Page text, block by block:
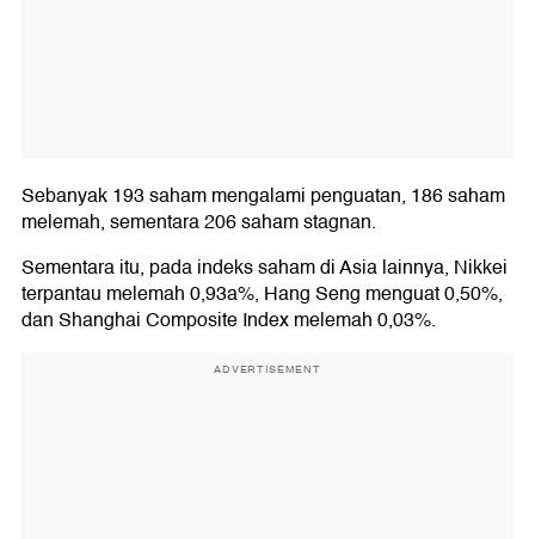
Sebanyak 193 saham mengalami penguatan, 186 saham
melemah, sementara 206 saham stagnan.
Sementara itu, pada indeks saham di Asia lainnya, Nikkei
terpantau melemah 0,93a%, Hang Seng menguat 0,50%,
dan Shanghai Composite Index melemah 0,03%.
ADVERTISEMENT